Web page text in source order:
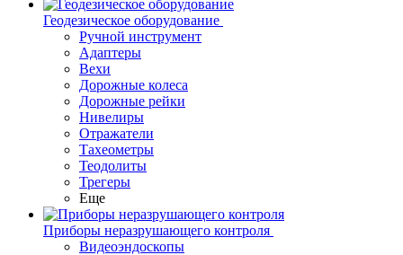
Геодезическое оборудование
Ручной инструмент
Адаптеры
Вехи
Дорожные колеса
Дорожные рейки
Нивелиры
Отражатели
Тахеометры
Теодолиты
Трегеры
Еще
Приборы неразрушающего контроля
Видеоэндоскопы